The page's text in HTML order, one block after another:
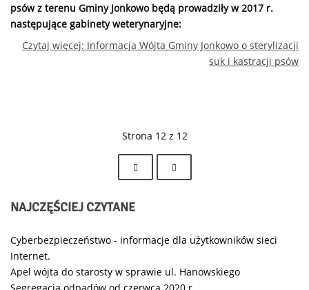
psów z terenu Gminy Jonkowo będą prowadziły w 2017 r.
następujące gabinety weterynaryjne:
Czytaj więcej: Informacja Wójta Gminy Jonkowo o sterylizacji
suk i kastracji psów
Strona 12 z 12
NAJCZĘŚCIEJ CZYTANE
Cyberbezpieczeństwo - informacje dla użytkowników sieci
Internet.
Apel wójta do starosty w sprawie ul. Hanowskiego